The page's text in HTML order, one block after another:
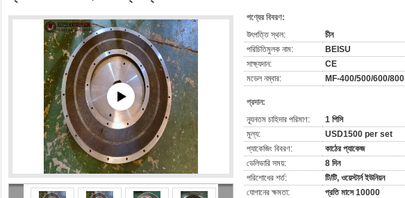
পণ্যের বিবরণ:
উৎপত্তি স্থল:
চীন
পরিচিতিমুলক নাম:
BEISU
সাক্ষ্যদান:
CE
মডেল নম্বার:
MF-400/500/600/800
প্রদান:
ন্যূনতম চাহিদার পরিমাণ:
1 পিসি
মূল্য:
USD1500 per set
প্যাকেজিং বিবরণ:
কাঠের প্যাকেজ
ডেলিভারি সময়:
8 দিন
পরিশোধের শর্ত:
টি/টি, ওয়েস্টার্ন ইউনিয়ন
যোগানের ক্ষমতা:
প্রতি মাসে 10000